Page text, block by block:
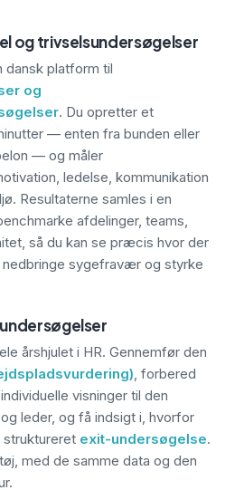
og trivselsundersøgelser
dansk platform til
og
. Du opretter et
— enten fra bunden eller
— og måler
ledelse, kommunikation
Resultaterne samles i en
afdelinger, teams,
så du kan se præcis hvor der
sygefravær og styrke
årshjulet i HR. Gennemfør den
, forbered
visninger til den
leder, og få indsigt i, hvorfor
exit-undersøgelse.
med de samme data og den